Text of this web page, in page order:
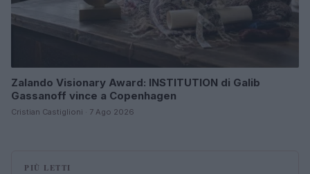
Zalando Visionary Award: INSTITUTION di Galib
Gassanoff vince a Copenhagen
Cristian Castiglioni · 7 Ago 2026
PIÙ LETTI